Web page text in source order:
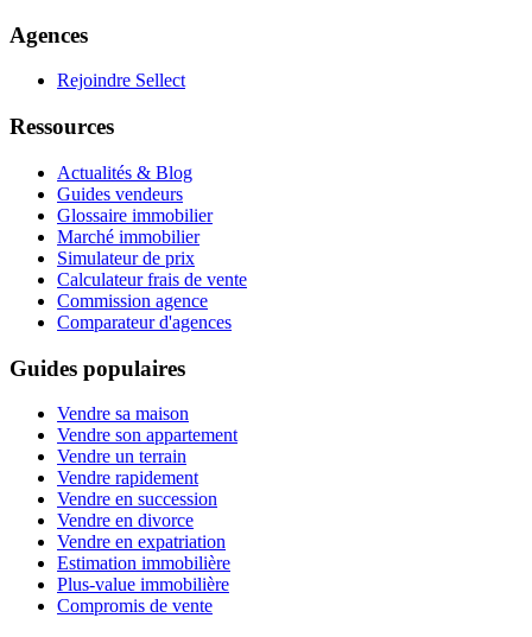
Agences
Rejoindre Sellect
Ressources
Actualités & Blog
Guides vendeurs
Glossaire immobilier
Marché immobilier
Simulateur de prix
Calculateur frais de vente
Commission agence
Comparateur d'agences
Guides populaires
Vendre sa maison
Vendre son appartement
Vendre un terrain
Vendre rapidement
Vendre en succession
Vendre en divorce
Vendre en expatriation
Estimation immobilière
Plus-value immobilière
Compromis de vente